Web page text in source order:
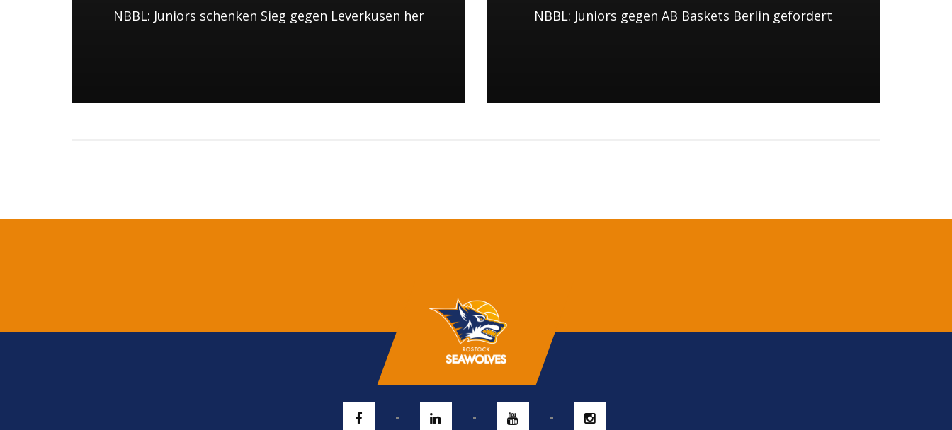
NBBL: Juniors schenken Sieg gegen Leverkusen her NBBL: Juniors gegen AB Baskets Berlin gefordert